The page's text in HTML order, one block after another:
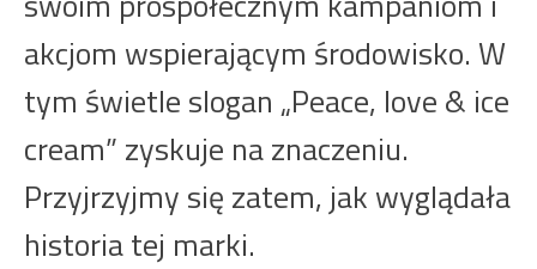
akcjom wspierającym środowisko. W
tym świetle slogan „Peace, love & ice
cream” zyskuje na znaczeniu.
Przyjrzyjmy się zatem, jak wyglądała
historia tej marki.